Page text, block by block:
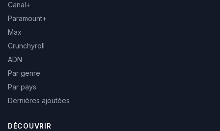
Canal+
Paramount+
Max
Crunchyroll
ADN
Par genre
Par pays
Dernières ajoutées
DÉCOUVRIR